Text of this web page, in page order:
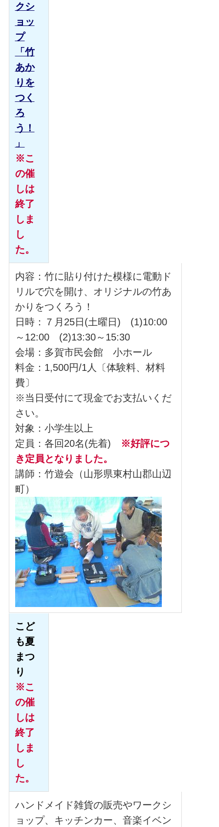
クシ
ョッ
プ
「竹
あか
りを
つく
ろ
う！
」
※こ
の催
しは
終了
しま
し
た。
内容：竹に貼り付けた模様に電動ド
リルで穴を開け、オリジナルの竹あ
かりをつくろう！
日時：７月25日(土曜日) (1)10:00
～12:00 (2)13:30～15:30
会場：多賀市民会館 小ホール
料金：1,500円/1人〔体験料、材料
費〕
※当日受付にて現金でお支払いくだ
さい。
対象：小学生以上
定員：各回20名(先着)
※好評につ
き定員となりました。
講師：竹遊会（山形県東村山郡山辺
町）
こど
も夏
まつ
り
※こ
の催
しは
終了
しま
し
た。
ハンドメイド雑貨の販売やワークシ
ョップ、キッチンカー、音楽イベン